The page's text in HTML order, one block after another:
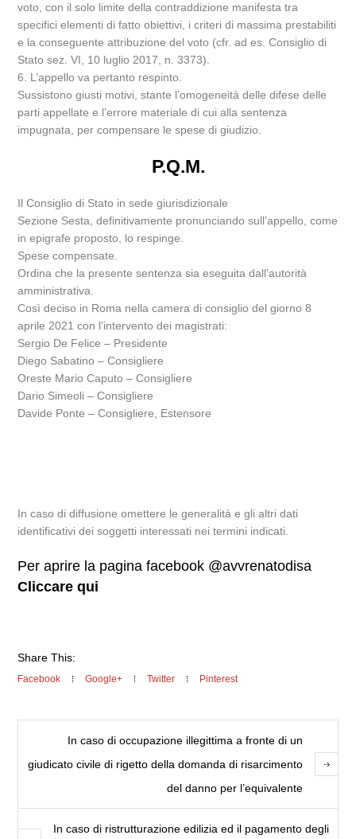
voto, con il solo limite della contraddizione manifesta tra
specifici elementi di fatto obiettivi, i criteri di massima prestabiliti
e la conseguente attribuzione del voto (cfr. ad es. Consiglio di
Stato sez. VI, 10 luglio 2017, n. 3373).
6. L’appello va pertanto respinto.
Sussistono giusti motivi, stante l’omogeneità delle difese delle
parti appellate e l’errore materiale di cui alla sentenza
impugnata, per compensare le spese di giudizio.
P.Q.M.
Il Consiglio di Stato in sede giurisdizionale
Sezione Sesta, definitivamente pronunciando sull’appello, come
in epigrafe proposto, lo respinge.
Spese compensate.
Ordina che la presente sentenza sia eseguita dall’autorità
amministrativa.
Così deciso in Roma nella camera di consiglio del giorno 8
aprile 2021 con l’intervento dei magistrati:
Sergio De Felice – Presidente
Diego Sabatino – Consigliere
Oreste Mario Caputo – Consigliere
Dario Simeoli – Consigliere
Davide Ponte – Consigliere, Estensore
In caso di diffusione omettere le generalità e gli altri dati
identificativi dei soggetti interessati nei termini indicati.
Per aprire la pagina facebook @avvrenatodisa
Cliccare qui
Share This:
Facebook Google+ Twitter Pinterest
In caso di occupazione illegittima a fronte di un
giudicato civile di rigetto della domanda di risarcimento
del danno per l’equivalente
In caso di ristrutturazione edilizia ed il pagamento degli